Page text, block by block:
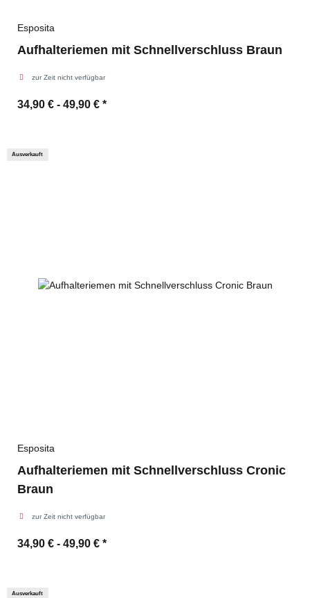
Esposita
Aufhalteriemen mit Schnellverschluss Braun
zur Zeit nicht verfügbar
34,90 € - 49,90 € *
Ausverkauft
Esposita
Aufhalteriemen mit Schnellverschluss Cronic
Braun
zur Zeit nicht verfügbar
34,90 € - 49,90 € *
Ausverkauft